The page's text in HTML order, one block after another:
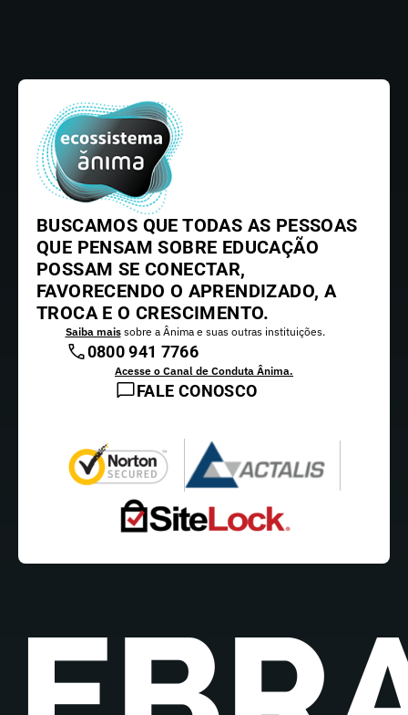
BUSCAMOS QUE TODAS AS PESSOAS
QUE PENSAM SOBRE EDUCAÇÃO
POSSAM SE CONECTAR,
FAVORECENDO O APRENDIZADO, A
TROCA E O CRESCIMENTO.
Saiba maissobre a Ânima e suas outras instituições.
0800 941 7766
Acesse o Canal de Conduta Ânima.
FALE CONOSCO